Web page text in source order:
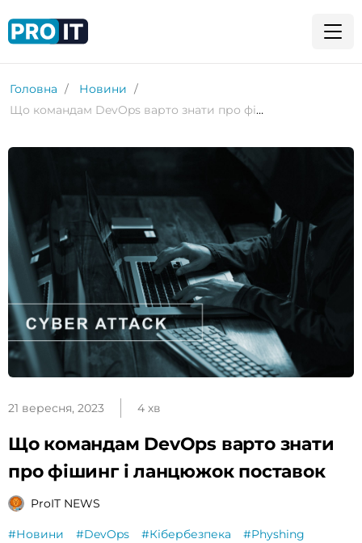
Головна
Новини
Що командам DevOps варто знати про фішинг і ланцюжок поставок
21 вересня, 2023 4 хв
Що командам DevOps варто знати
про фішинг і ланцюжок поставок
ProIT NEWS
#Новини #DevOps #Кібербезпека
#Physhing